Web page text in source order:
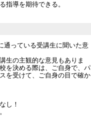
指導を期待できる。
通っている受講生に聞いた意
生の主観的な意見もありま
を決める際は、ご自身で、パ
を受けて、ご自身の目で確か
し！